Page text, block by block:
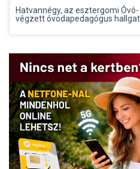
Hatvannégy, az esztergomi
végzett óvodapedagógus